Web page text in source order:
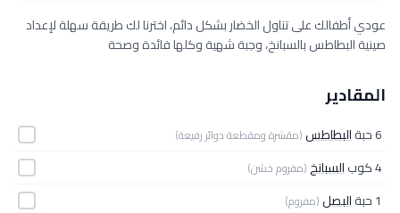
عودي أطفالك على تناول الخضار بشكل دائم، اخترنا لك طريقة سهلة لإعداد
صينية البطاطس بالسبانخ، وجبة شهية وكلها فائدة وصحة
المقادير
6 حبة البطاطس(مقشرة ومقطعة دوائر رفيعة)
4 كوب السبانخ(مفروم خشن)
1 حبة البصل(مفروم)